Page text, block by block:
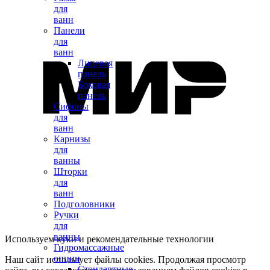
для
ванн
Панели
для
ванн
Лицевая
панель
Боковая
панель
Сифоны
для
ванн
Карнизы
для
ванны
Шторки
для
ванн
Подголовники
Ручки
для
ванны
Гидромассажные
опции
Используем куки и рекомендательные технологии
Наш сайт использует файлы cookies. Продолжая просмотр